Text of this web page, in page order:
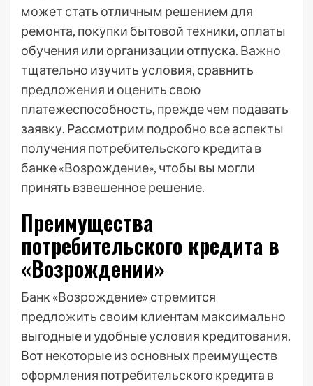
может стать отличным решением для
ремонта, покупки бытовой техники, оплаты
обучения или организации отпуска. Важно
тщательно изучить условия, сравнить
предложения и оценить свою
платежеспособность, прежде чем подавать
заявку. Рассмотрим подробно все аспекты
получения потребительского кредита в
банке «Возрождение», чтобы вы могли
принять взвешенное решение.
Преимущества
потребительского кредита в
«Возрождении»
Банк «Возрождение» стремится
предложить своим клиентам максимально
выгодные и удобные условия кредитования.
Вот некоторые из основных преимуществ
оформления потребительского кредита в